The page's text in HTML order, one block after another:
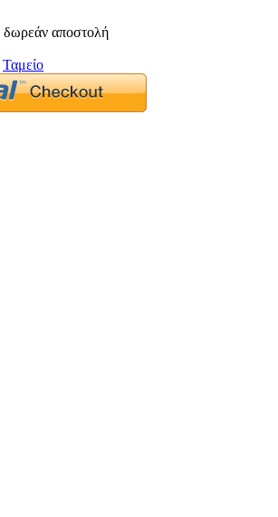
δωρεάν αποστολή
Ταμείο